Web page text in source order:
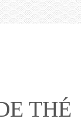
THÉ